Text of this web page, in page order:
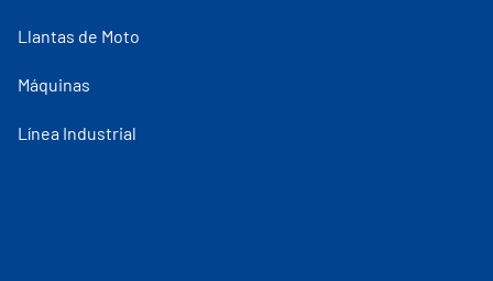
Llantas de Moto
Máquinas
Línea Industrial